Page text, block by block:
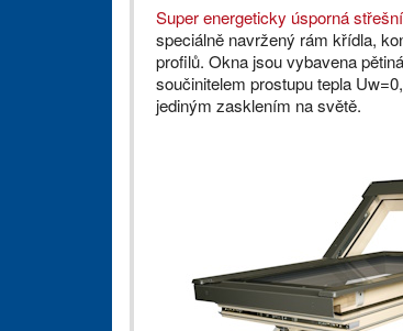
Super energeticky úsporná
speciálně navržený rám křídla,
profilů. Okna jsou vybavena
součinitelem prostupu tepla
jediným zasklením na světě.